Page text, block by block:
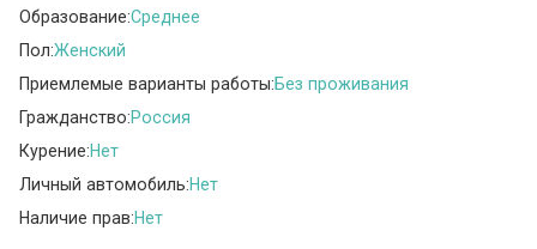
Образование:Среднее
Пол:Женский
Приемлемые варианты работы:Без проживания
Гражданство:Россия
Курение:Нет
Личный автомобиль:Нет
Наличие прав:Нет